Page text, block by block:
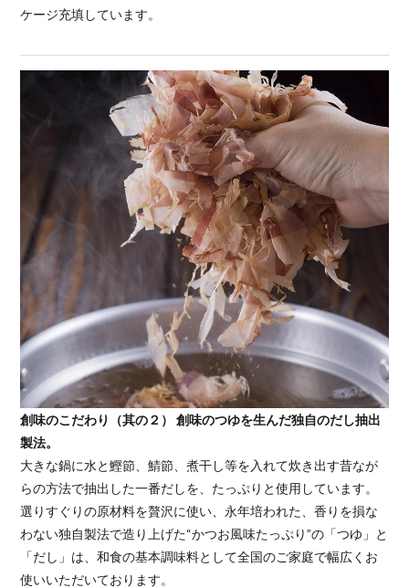
ケージ充填しています。
創味のこだわり（其の２） 創味のつゆを生んだ独自のだし抽出
製法。
大きな鍋に水と鰹節、鯖節、煮干し等を入れて炊き出す昔なが
らの方法で抽出した一番だしを、たっぷりと使用しています。
選りすぐりの原材料を贅沢に使い、永年培われた、香りを損な
わない独自製法で造り上げた“かつお風味たっぷり”の「つゆ」と
「だし」は、和食の基本調味料として全国のご家庭で幅広くお
使いいただいております。